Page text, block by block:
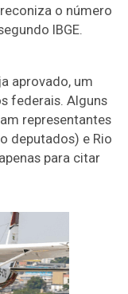
o número
IBGE.
aprovado, um
federais. Alguns
representantes
deputados) e Rio
para citar